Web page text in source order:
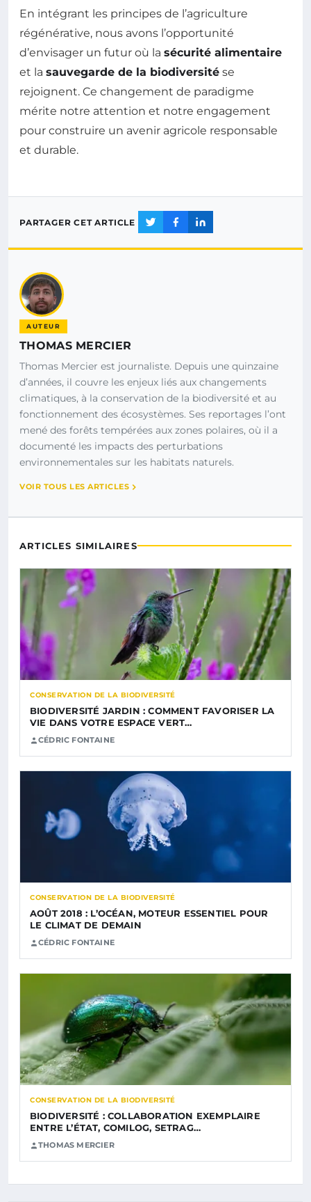
En intégrant les principes de l’agriculture
régénérative, nous avons l’opportunité
d’envisager un futur où la sécurité alimentaire
et la sauvegarde de la biodiversité se
rejoignent. Ce changement de paradigme
mérite notre attention et notre engagement
pour construire un avenir agricole responsable
et durable.
PARTAGER CET ARTICLE
AUTEUR
THOMAS MERCIER
Thomas Mercier est journaliste. Depuis une quinzaine
d’années, il couvre les enjeux liés aux changements
climatiques, à la conservation de la biodiversité et au
fonctionnement des écosystèmes. Ses reportages l’ont
mené des forêts tempérées aux zones polaires, où il a
documenté les impacts des perturbations
environnementales sur les habitats naturels.
VOIR TOUS LES ARTICLES
ARTICLES SIMILAIRES
CONSERVATION DE LA BIODIVERSITÉ
BIODIVERSITÉ JARDIN : COMMENT FAVORISER LA
VIE DANS VOTRE ESPACE VERT…
CÉDRIC FONTAINE
CONSERVATION DE LA BIODIVERSITÉ
AOÛT 2018 : L’OCÉAN, MOTEUR ESSENTIEL POUR
LE CLIMAT DE DEMAIN
CÉDRIC FONTAINE
CONSERVATION DE LA BIODIVERSITÉ
BIODIVERSITÉ : COLLABORATION EXEMPLAIRE
ENTRE L’ÉTAT, COMILOG, SETRAG…
THOMAS MERCIER